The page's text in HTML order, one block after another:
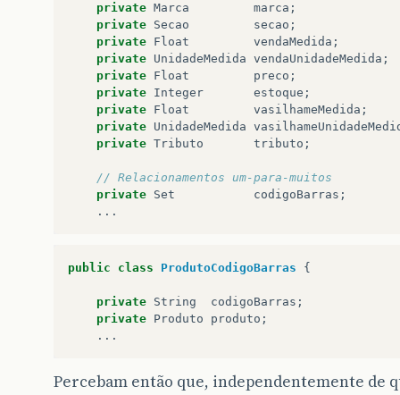
private Marca marca ;
private Secao secao ;
private Float vendaMedida ;
private UnidadeMedida vendaUnidadeMedida ;
private Float preco ;
private Integer estoque ;
private Float vasilhameMedida ;
private UnidadeMedida
private Tributo tributo ;
// Relacionamentos um-para-muitos
private Set codigoBarras ;
...
public class ProdutoCodigoBarras {
private String codigoBarras ;
private Produto produto ;
...
Percebam então que, independentemente de